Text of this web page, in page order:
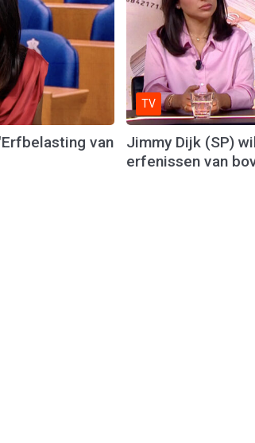
van
TV
Jimmy Dijk (SP)
erfenissen van